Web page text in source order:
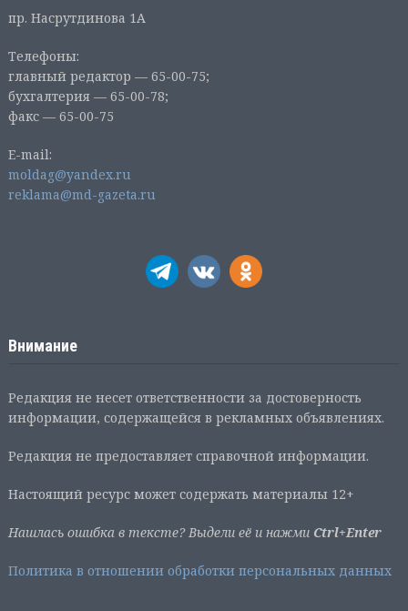
пр. Насрутдинова 1А
Телефоны:
главный редактор — 65-00-75;
бухгалтерия — 65-00-78;
факс — 65-00-75
E-mail:
moldag@yandex.ru
reklama@md-gazeta.ru
Внимание
Редакция не несет ответственности за достоверность
информации, содержащейся в рекламных объявлениях.
Редакция не предоставляет справочной информации.
Настоящий ресурс может содержать материалы 12+
Нашлась ошибка в тексте? Выдели её и нажми Ctrl+Enter
Политика в отношении обработки персональных данных